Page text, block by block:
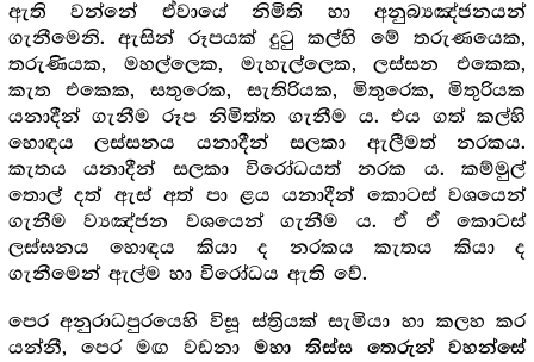
ඇති වන්නේ ඒවායේ නිමිති හා අනුබ්‍යඤ්ජනයන්
ගැනීමෙනි. ඇසින් රූපයක් දුටු කල්හි මේ තරුණයෙක,
තරුණියක, මහල්ලෙක, මැහැල්ලෙක, ලස්සන එකෙක,
කැත එකෙක, සතුරෙක, සැතිරියක, මිතුරෙක, මිතුරියක
යනාදීන් ගැනීම රූප නිමිත්ත ගැනීම ය. එය ගත් කල්හි
හොඳය ලස්සනය යනාදීන් සලකා ඇලීමත් නරකය.
කැතය යනාදීන් සලකා විරෝධයත් නරක ය. කම්මුල්
තොල් දත් ඇස් අත් පා ළය යනාදීන් කොටස් වශයෙන්
ගැනීම ව්‍යඤ්ජන වශයෙන් ගැනීම ය. ඒ ඒ කොටස්
ලස්සනය හොඳය කියා ද නරකය කැතය කියා ද
ගැනීමෙන් ඇල්ම හා විරෝධය ඇති වේ.
පෙර අනුරාධපුරයෙහි විසූ ස්ත්‍රියක් සැමියා හා කලහ කර
යන්නී, පෙර මඟ වඩනාමහා තිස්ස තෙරුන් වහන්සේ